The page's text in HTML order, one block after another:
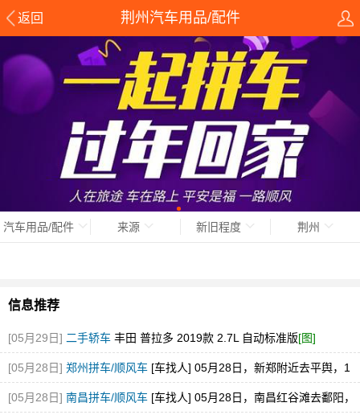
返回 荆州汽车用品/配件
汽车用品/配件 来源 新旧程度 荆州
信息推荐
[05月29日] 二手轿车 丰田 普拉多 2019款 2.7L 自动标准版[图]
[05月28日] 郑州拼车/顺风车 [车找人] 05月28日，新郑附近去平舆，1
空位，途经新蔡
[05月28日] 南昌拼车/顺风车 [车找人] 05月28日，南昌红谷滩去鄱阳，